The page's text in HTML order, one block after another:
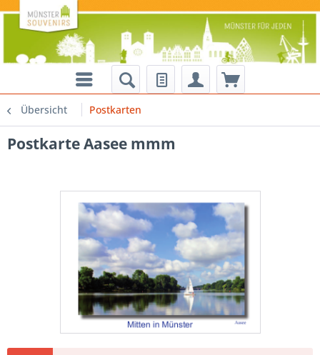
Übersicht Postkarten
Postkarte Aasee mmm